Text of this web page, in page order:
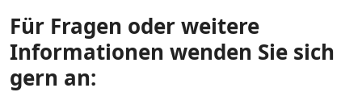
Für Fragen oder weitere
Informationen wenden Sie sich
gern an: